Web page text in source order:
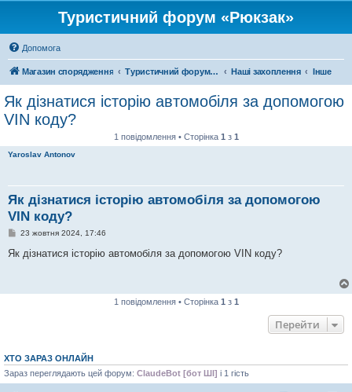
Туристичний форум «Рюкзак»
Допомога
Магазин спорядження Туристичний форум «Рюкзак» Наші захоплення Інше
Як дізнатися історію автомобіля за допомогою
VIN коду?
1 повідомлення • Сторінка 1 з 1
Yaroslav Antonov
Як дізнатися історію автомобіля за допомогою
VIN коду?
П
в
23 жовтня 2024, 17:46
Як дізнатися історію автомобіля за допомогою VIN коду?
1 повідомлення • Сторінка 1 з 1
Перейти
ХТО ЗАРАЗ ОНЛАЙН
Зараз переглядають цей форум: ClaudeBot [бот ШІ] і 1 гість